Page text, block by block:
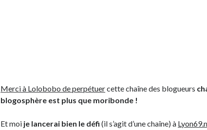
Merci à Lolobobo de perpétuercette chaîne des blogueurs
blogosphère est plus que moribonde !
Et moi je lancerai bien le défi(il s’agit d’une chaîne) à